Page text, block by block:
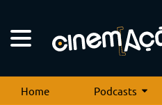
Home Podcasts